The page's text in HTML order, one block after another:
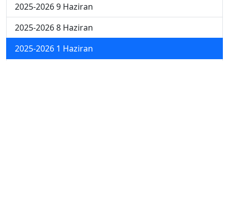
2025-2026 9 Haziran
2025-2026 8 Haziran
2025-2026 1 Haziran